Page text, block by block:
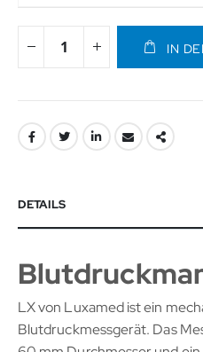
IN
DETAILS
LX von Luxamed ist ein
Blutdruckmessgerät. Das